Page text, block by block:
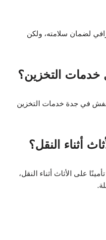
لضمان سلامته، ولكن
التخزين؟
في جدة خدمات التخزين
أثناء النقل؟
على الأثاث أثناء النقل،